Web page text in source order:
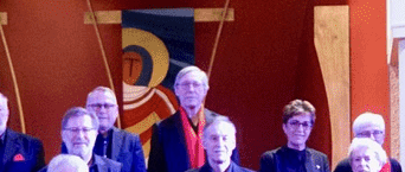
Exporter les lignes sélectionnées
Exporter toutes les colonnes
Exporter uniquement les colonnes affichées
Menu
?>